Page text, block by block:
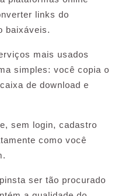
links do
baixáveis.
mais usados
simples: você copia o
de download e
sem login, cadastro
como você
ser tão procurado